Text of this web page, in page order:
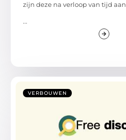
zijn deze na verloop van tijd aan
...
VERBOUWEN